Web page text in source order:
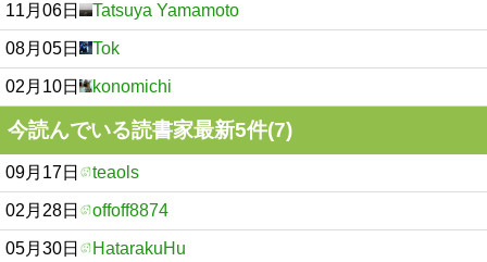
11月06日 Tatsuya Yamamoto
08月05日 Tok
02月10日 konomichi
今読んでいる読書家最新5件(7)
09月17日 teaols
02月28日 offoff8874
05月30日 HatarakuHu